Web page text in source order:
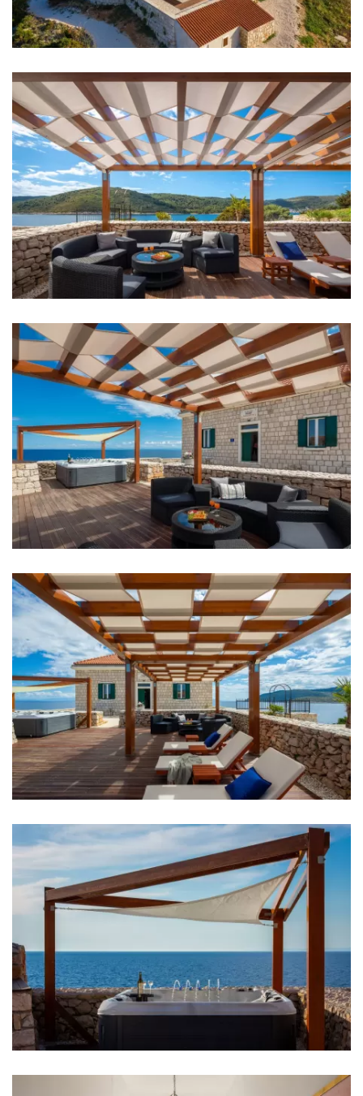
Schlafzimmer 4: Doppelbett: 1
Klimaanlage in jedem Zimmer
Kinderbett
Bettwäsche
Badezimmer
Badezimmer 1: En suite, Waschbecken, Toilette,
Dusche
Badezimmer 2: En suite, Waschbecken, Toilette,
Dusche
Badezimmer 3: En suite, Waschbecken, Toilette,
Dusche
Badezimmer 4: En suite, Waschbecken, Toilette,
Dusche
Waschmaschine
Wäschetrockner
Haartrockner
Bügeleisen
Handtücher
Küche
Herd
Ofen
Mikrowelle
Wasserkocher